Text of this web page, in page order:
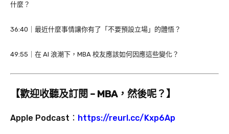
什麼？
36:40｜最近什麼事情讓你有了「不要預設立場」的體悟？
49:55｜在 AI 浪潮下，MBA 校友應該如何因應這些變化？
【歡迎收聽及訂閱 – MBA，然後呢？】
Apple Podcast： https://reurl.cc/Kxp6Ap